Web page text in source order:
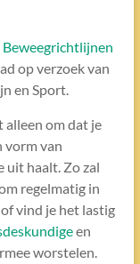
op verzoek van
en Sport.
alleen om dat je
vorm van
uit haalt. Zo zal
regelmatig in
vind je het lastig
en
worstelen.